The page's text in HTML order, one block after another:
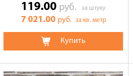
119.00 руб.за штуку
7 021.00 руб. за кв. метр
Купить